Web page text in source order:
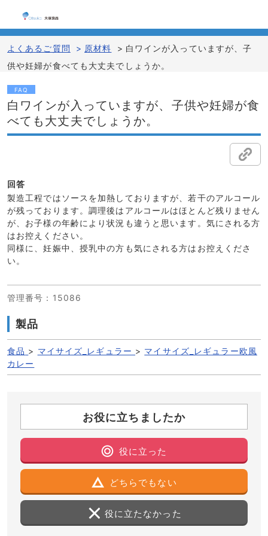
よくあるご質問 > 原材料 > 白ワインが入っていますが、子
供や妊婦が食べても大丈夫でしょうか。
FAQ
白ワインが入っていますが、子供や妊婦が食
べても大丈夫でしょうか。
回答
製造工程ではソースを加熱しておりますが、若干のアルコール
が残っております。調理後はアルコールはほとんど残りません
が、お子様の年齢により状況も違うと思います。気にされる方
はお控えください。
同様に、妊娠中、授乳中の方も気にされる方はお控えくださ
い。
管理番号 ：15086
製品
食品 > マイサイズ_レギュラー > マイサイズ_レギュラー欧風
カレー
お役に立ちましたか
役に立った
どちらでもない
役に立たなかった